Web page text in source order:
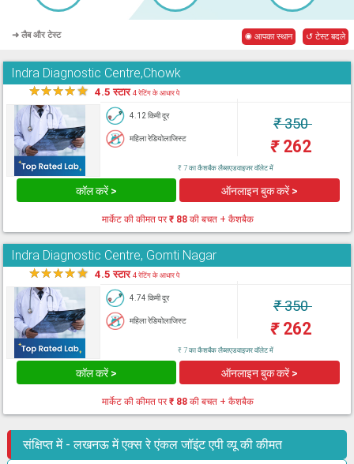
➜ लैब और टेस्ट ◉ आपका स्थान ↺ टेस्ट बदले
Indra Diagnostic Centre,Chowk
★★★★★ 4.5 स्टार4 रेटिंग के आधार पे
4.12 किमी दूर
महिला रेडियोलाजिस्ट
₹350
₹262
₹ 7 का कैशबैक लैब्सएडवाइजर वॉलेट में
कॉल करें > ऑनलाइन बुक करें >
मार्केट की कीमत पर₹ 88 की बचत + कैशबैक
Indra Diagnostic Centre, Gomti Nagar
★★★★★ 4.5 स्टार4 रेटिंग के आधार पे
4.74 किमी दूर
महिला रेडियोलाजिस्ट
₹350
₹262
₹ 7 का कैशबैक लैब्सएडवाइजर वॉलेट में
कॉल करें > ऑनलाइन बुक करें >
मार्केट की कीमत पर₹ 88 की बचत + कैशबैक
संक्षिप्त में - लखनऊ में एक्स रे एंकल जॉइंट एपी व्यू की कीमत